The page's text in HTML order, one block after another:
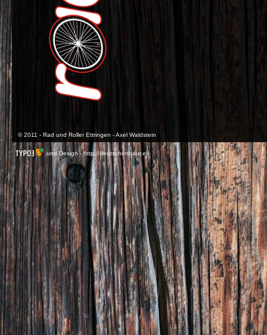
© 2011 - Rad und Roller Ettringen - Axel Waldstein
und Design -http://deutschenbaur.eu